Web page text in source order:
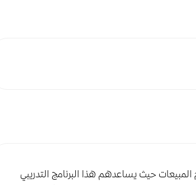
حيث يساعدهم هذا البرنامج التدريبي